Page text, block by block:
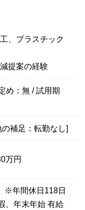
、プラスチック
提案の経験
め：無 / 試用期
補足：転勤なし]
万円
※年間休日118日
、年末年始 有給